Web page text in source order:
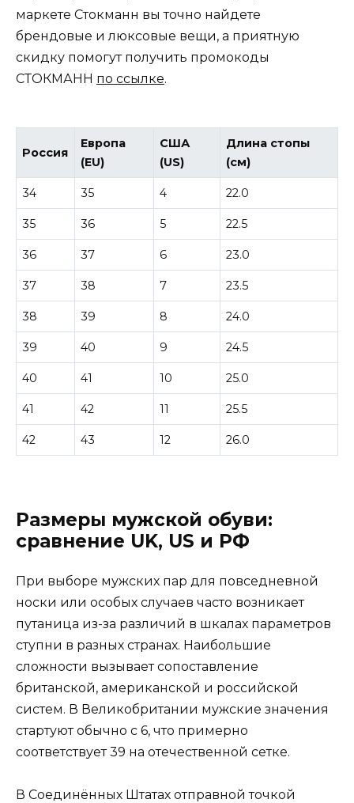
маркете Стокманн вы точно найдете
брендовые и люксовые вещи, а приятную
скидку помогут получить промокоды
СТОКМАНН по ссылке.
Россия
Европа
(EU)
США
(US)
Длина стопы
(см)
34 35 4 22.0
35 36 5 22.5
36 37 6 23.0
37 38 7 23.5
38 39 8 24.0
39 40 9 24.5
40 41 10 25.0
41 42 11 25.5
42 43 12 26.0
Размеры мужской обуви:
сравнение UK, US и РФ
При выборе мужских пар для повседневной
носки или особых случаев часто возникает
путаница из-за различий в шкалах параметров
ступни в разных странах. Наибольшие
сложности вызывает сопоставление
британской, американской и российской
систем. В Великобритании мужские значения
стартуют обычно с 6, что примерно
соответствует 39 на отечественной сетке.
В Соединённых Штатах отправной точкой